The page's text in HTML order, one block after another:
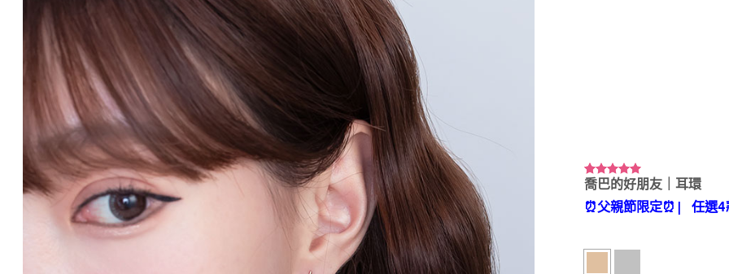
評分5.00
/ 5，已有
2
位顧客進行
喬巴的好朋友｜耳環
⏰父親節限定⏰ | 任選4